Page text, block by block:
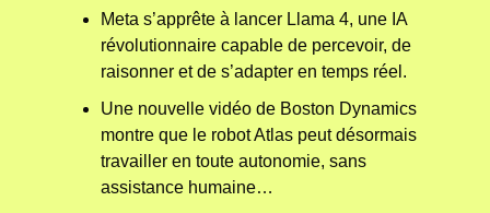
Meta s’apprête à lancer Llama 4, une IA
révolutionnaire capable de percevoir, de
raisonner et de s’adapter en temps réel.
Une nouvelle vidéo de Boston Dynamics
montre que le robot Atlas peut désormais
travailler en toute autonomie, sans
assistance humaine…